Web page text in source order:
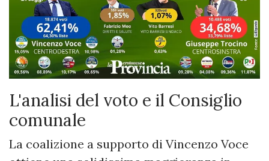
L'analisi del voto e il Consiglio
comunale
La coalizione a supporto di Vincenzo Voce